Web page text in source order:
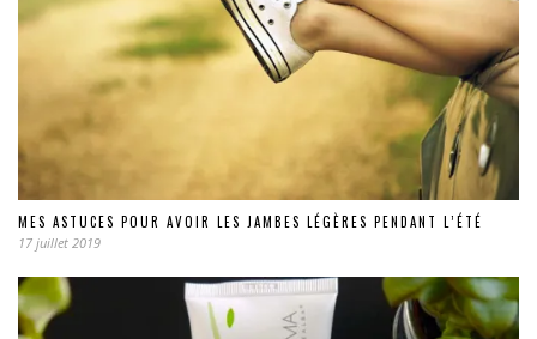
MES ASTUCES POUR AVOIR LES JAMBES LÉGÈRES PENDANT L’ÉTÉ
17 juillet 2019